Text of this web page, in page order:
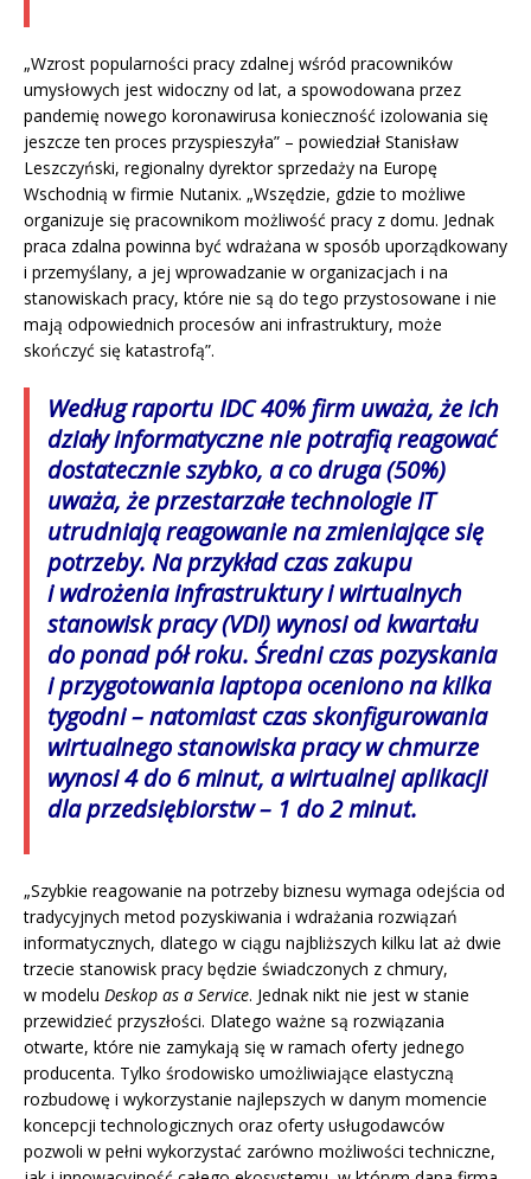
„Wzrost popularności pracy zdalnej wśród pracowników
umysłowych jest widoczny od lat, a spowodowana przez
pandemię nowego koronawirusa konieczność izolowania się
jeszcze ten proces przyspieszyła” – powiedział Stanisław
Leszczyński, regionalny dyrektor sprzedaży na Europę
Wschodnią w firmie Nutanix. „Wszędzie, gdzie to możliwe
organizuje się pracownikom możliwość pracy z domu. Jednak
praca zdalna powinna być wdrażana w sposób uporządkowany
i przemyślany, a jej wprowadzanie w organizacjach i na
stanowiskach pracy, które nie są do tego przystosowane i nie
mają odpowiednich procesów ani infrastruktury, może
skończyć się katastrofą”.
Według raportu IDC 40% firm uważa, że ich
działy informatyczne nie potrafią reagować
dostatecznie szybko, a co druga (50%)
uważa, że przestarzałe technologie IT
utrudniają reagowanie na zmieniające się
potrzeby. Na przykład czas zakupu
i wdrożenia infrastruktury i wirtualnych
stanowisk pracy (VDI) wynosi od kwartału
do ponad pół roku. Średni czas pozyskania
i przygotowania laptopa oceniono na kilka
tygodni – natomiast czas skonfigurowania
wirtualnego stanowiska pracy w chmurze
wynosi 4 do 6 minut, a wirtualnej aplikacji
dla przedsiębiorstw – 1 do 2 minut.
„Szybkie reagowanie na potrzeby biznesu wymaga odejścia od
tradycyjnych metod pozyskiwania i wdrażania rozwiązań
informatycznych, dlatego w ciągu najbliższych kilku lat aż dwie
trzecie stanowisk pracy będzie świadczonych z chmury,
w modelu Deskop as a Service. Jednak nikt nie jest w stanie
przewidzieć przyszłości. Dlatego ważne są rozwiązania
otwarte, które nie zamykają się w ramach oferty jednego
producenta. Tylko środowisko umożliwiające elastyczną
rozbudowę i wykorzystanie najlepszych w danym momencie
koncepcji technologicznych oraz oferty usługodawców
pozwoli w pełni wykorzystać zarówno możliwości techniczne,